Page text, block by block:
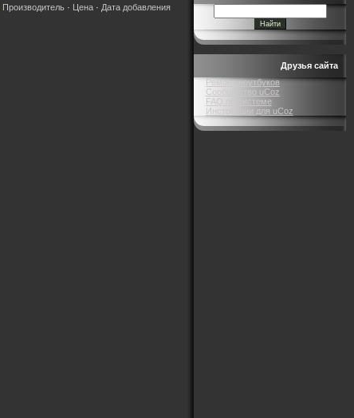
Производитель · Цена · Дата добавления
Друзья сайта
Ремонт ноутбуков
Сообщество uCoz
FAQ по системе
Инструкции для uCoz